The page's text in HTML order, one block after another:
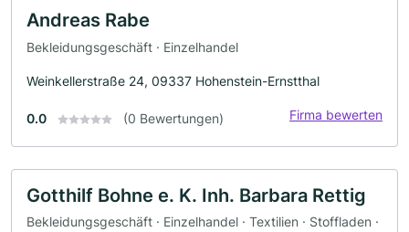
Andreas Rabe
Bekleidungsgeschäft · Einzelhandel
Weinkellerstraße 24, 09337 Hohenstein-Ernstthal
0.0 (0 Bewertungen) Firma bewerten
Gotthilf Bohne e. K. Inh. Barbara Rettig
Bekleidungsgeschäft · Einzelhandel · Textilien · Stoffladen ·